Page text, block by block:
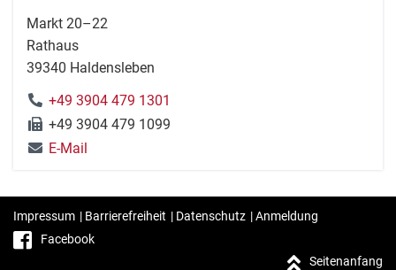
Markt 20–22
Rathaus
39340 Haldensleben
+49 3904 479 1301
+49 3904 479 1099
E-Mail
Impressum | Barrierefreiheit | Datenschutz |Anmeldung
Facebook
Seitenanfang